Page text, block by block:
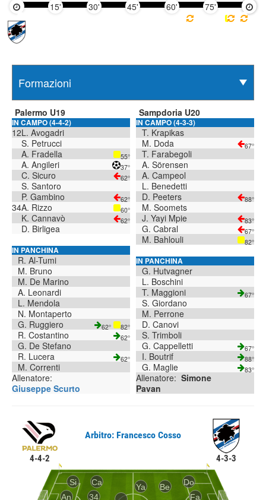
15' 30' 45' 60' 75' 90'
Palermo U19
IN CAMPO (4-4-2)
12L. Avogadri
S. Petrucci
A. Fradella
55°
A. Angileri 37°
C. Sicuro 62°
S. Santoro
P. Gambino
62°
34A. Rizzo 60°
K. Cannavò 62°
D. Birligea
IN PANCHINA
R. Al-Tumi
M. Bruno
M. De Marino
A. Leonardi
L. Mendola
N. Montaperto
G. Ruggiero
62° 82°
R. Costantino 62°
G. De Stefano
R. Lucera
62°
M. Correnti
Allenatore:
Giuseppe Scurto
Sampdoria U20
IN CAMPO (4-3-3)
T. Krapikas
M. Doda
67°
T. Farabegoli
A. Sörensen
A. Campeol
L. Benedetti
D. Peeters
88°
M. Soomets
J. Yayi Mpie
83°
G. Cabral 67°
M. Bahlouli 82°
IN PANCHINA
G. Hutvagner
L. Boschini
T. Maggioni
67°
S. Giordano
M. Perrone
D. Canovi
S. Trimboli
G. Cappelletti
67°
I. Boutrif 88°
G. Maglie 83°
Allenatore: Simone
Pavan
4-4-2
Arbitro: Francesco Cosso
4-3-3
Do
Fa
An
Si Be
34
Ca Ya